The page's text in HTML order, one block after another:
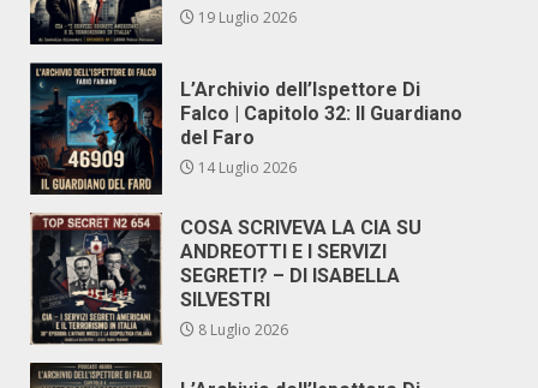
19 Luglio 2026
L’Archivio dell’Ispettore Di
Falco | Capitolo 32: Il Guardiano
del Faro
14 Luglio 2026
COSA SCRIVEVA LA CIA SU
ANDREOTTI E I SERVIZI
SEGRETI? – DI ISABELLA
SILVESTRI
8 Luglio 2026